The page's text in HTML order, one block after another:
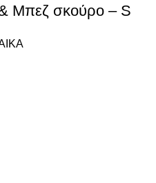
Μπεζ σκούρο – S